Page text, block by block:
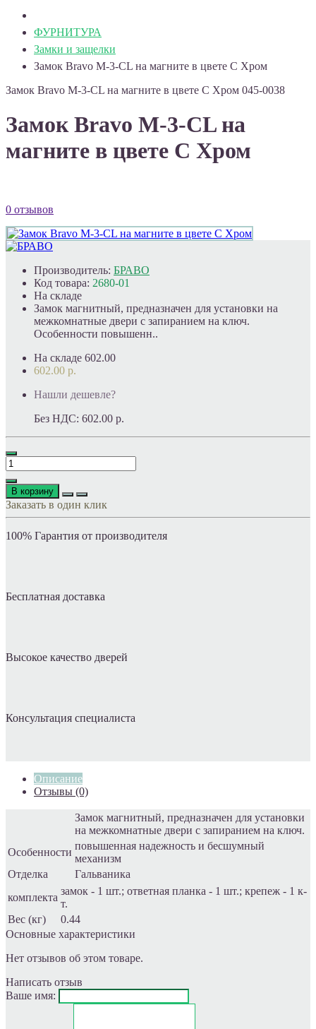
ФУРНИТУРА
Замки и защелки
Замок Bravo M-3-CL на магните в цвете C Хром
Замок Bravo M-3-CL на магните в цвете C Хром 045-0038
Замок Bravo M-3-CL на
магните в цвете C Хром
0 отзывов
Производитель: БРАВО
Код товара: 2680-01
На складе
Замок магнитный, предназначен для установки на
межкомнатные двери с запиранием на ключ.
Особенности повышенн..
На складе 602.00
602.00 р.
Нашли дешевле?
Без НДС: 602.00 р.
В корзину
Заказать в один клик
100% Гарантия от производителя
Бесплатная доставка
Высокое качество дверей
Консультация специалиста
Описание
Отзывы (0)
Замок магнитный, предназначен для установки
на межкомнатные двери с запиранием на ключ.
Особенности
повышенная надежность и бесшумный
механизм
Отделка
Гальваника
комплекта
замок - 1 шт.; ответная планка - 1 шт.; крепеж - 1 к-
т.
Вес (кг)
0.44
Основные характеристики
Нет отзывов об этом товаре.
Написать отзыв
Ваше имя: